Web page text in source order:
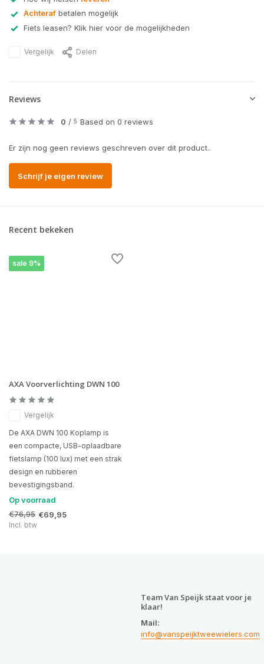
Achteraf betalen mogelijk
Fiets leasen? Klik hier voor de mogelijkheden
Vergelijk Delen
Reviews
0 / 5 Based on 0 reviews
Er zijn nog geen reviews geschreven over dit product..
Schrijf je eigen review
Recent bekeken
sale 9%
AXA Voorverlichting DWN 100
Vergelijk
De AXA DWN 100 Koplamp is
een compacte, USB-oplaadbare
fietslamp (100 lux) met een strak
design en rubberen
bevestigingsband.
Op voorraad
€76,95 €69,95
Incl. btw
Team Van Speijk staat voor je
klaar!
Mail:
info@vanspeijktweewielers.com